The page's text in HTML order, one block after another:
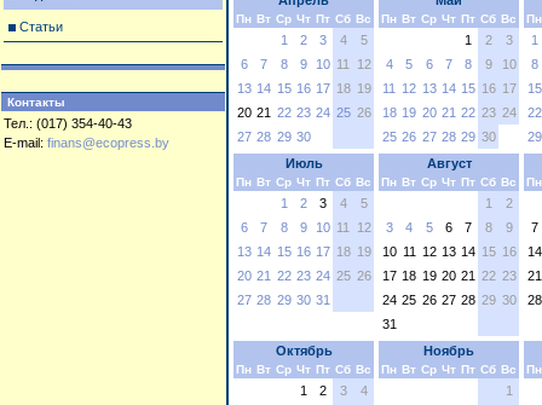
Статьи
Контакты
Тел.: (017) 354-40-43
E-mail: finans@ecopress.by
Пн Вт Ср Чт Пт Сб Вс
1 2 3 4
5
6
7 8 9 10 11
12
13 14 15 16 17 18 19
20 21 22 23 24 25 26
27 28 29 30
Пн Вт Ср Чт Пт Сб Вс
1 2
3
4
5 6 7 8 9
10
11
12 13 14 15 16 17
18 19 20 21 22 23 24
25 26 27 28 29 30
Пн
1
8
15
22
29
Июль
Пн Вт Ср Чт Пт Сб Вс
1 2 3 4
5
6
7 8 9 10 11
12
13 14 15 16 17 18 19
20 21 22 23 24 25 26
27 28 29 30 31
Август
Пн Вт Ср Чт Пт Сб Вс
1
2
3
4 5 6 7 8
9
10 11 12 13 14 15 16
17 18 19 20 21 22 23
24 25 26 27 28 29 30
31
Пн
7
14
21
28
Октябрь
Пн Вт Ср Чт Пт Сб Вс
1 2 3
4
Ноябрь
Пн Вт Ср Чт Пт Сб Вс
1
Пн